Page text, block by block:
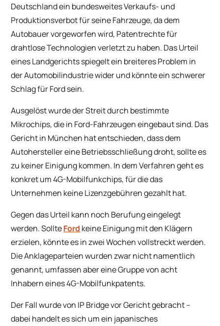
Deutschland ein bundesweites Verkaufs- und
Produktionsverbot für seine Fahrzeuge, da dem
Autobauer vorgeworfen wird, Patentrechte für
drahtlose Technologien verletzt zu haben. Das Urteil
eines Landgerichts spiegelt ein breiteres Problem in
der Automobilindustrie wider und könnte ein schwerer
Schlag für Ford sein.
Ausgelöst wurde der Streit durch bestimmte
Mikrochips, die in Ford-Fahrzeugen eingebaut sind. Das
Gericht in München hat entschieden, dass dem
Autohersteller eine Betriebsschließung droht, sollte es
zu keiner Einigung kommen. In dem Verfahren geht es
konkret um 4G-Mobilfunkchips, für die das
Unternehmen keine Lizenzgebühren gezahlt hat.
Gegen das Urteil kann noch Berufung eingelegt
werden. SollteFord keine Einigung mit den Klägern
erzielen, könnte es in zwei Wochen vollstreckt werden.
Die Anklageparteien wurden zwar nicht namentlich
genannt, umfassen aber eine Gruppe von acht
Inhabern eines 4G-Mobilfunkpatents.
Der Fall wurde von IP Bridge vor Gericht gebracht –
dabei handelt es sich um ein japanisches